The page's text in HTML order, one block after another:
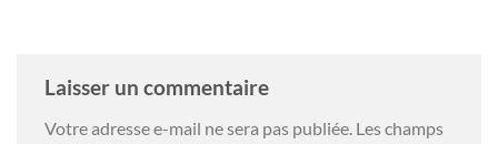
Laisser un commentaire
Votre adresse e-mail ne sera pas publiée. Les champs